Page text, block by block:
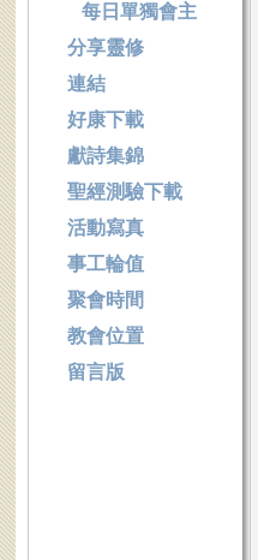
每日單獨會主
分享靈修
連結
好康下載
獻詩集錦
聖經測驗下載
活動寫真
事工輪值
聚會時間
教會位置
留言版